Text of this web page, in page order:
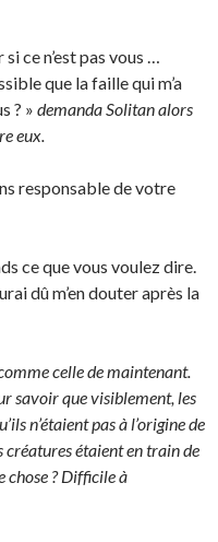
ce n’est pas vous …
que la faille qui m’a
? » demanda Solitan alors
eux.
responsable de votre
ce que vous voulez dire.
dû m’en douter après la
celle de maintenant.
savoir que visiblement, les
n’étaient pas à l’origine de
créatures étaient en train de
chose ? Difficile à